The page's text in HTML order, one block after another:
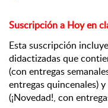
Suscripción a Hoy en
Esta suscripción
didactizadas que
(con entregas
entregas quincenales)
(¡Novedad!, con